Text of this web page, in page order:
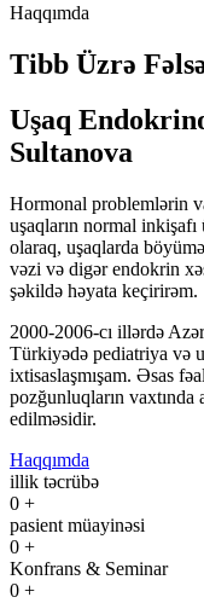
Haqqımda
Tibb Üzrə
Uşaq
Sultanova
Hormonal problemlərin
uşaqların normal
olaraq, uşaqlarda
vəzi və digər endokrin
şəkildə həyata keçirirəm.
2000-2006-cı illərdə
Türkiyədə pediatriya və
ixtisaslaşmışam. Əsas
pozğunluqların vaxtında
edilməsidir.
Haqqımda
illik təcrübə
0 +
pasient müayinəsi
0 +
Konfrans & Seminar
0 +